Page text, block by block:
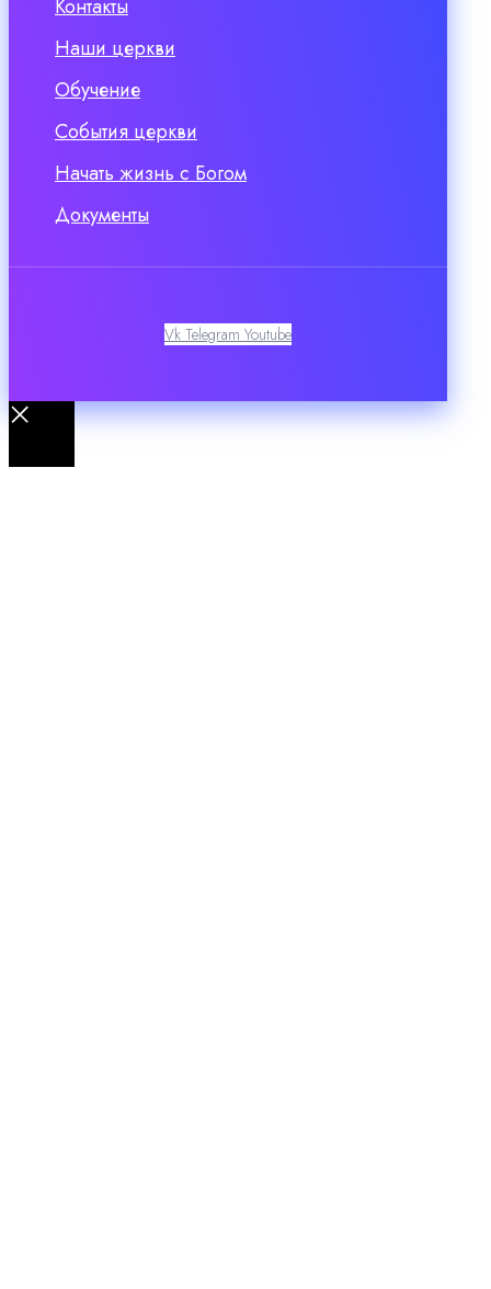
Контакты
Наши церкви
Обучение
События церкви
Начать жизнь с Богом
Документы
Vk Telegram Youtube